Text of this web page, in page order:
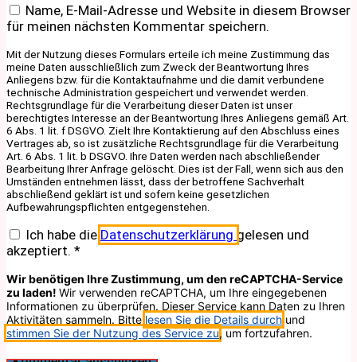
Name, E-Mail-Adresse und Website in diesem Browser
für meinen nächsten Kommentar speichern.
Mit der Nutzung dieses Formulars erteile ich meine Zustimmung das
meine Daten ausschließlich zum Zweck der Beantwortung Ihres
Anliegens bzw. für die Kontaktaufnahme und die damit verbundene
technische Administration gespeichert und verwendet werden.
Rechtsgrundlage für die Verarbeitung dieser Daten ist unser
berechtigtes Interesse an der Beantwortung Ihres Anliegens gemäß Art.
6 Abs. 1 lit. f DSGVO. Zielt Ihre Kontaktierung auf den Abschluss eines
Vertrages ab, so ist zusätzliche Rechtsgrundlage für die Verarbeitung
Art. 6 Abs. 1 lit. b DSGVO. Ihre Daten werden nach abschließender
Bearbeitung Ihrer Anfrage gelöscht. Dies ist der Fall, wenn sich aus den
Umständen entnehmen lässt, dass der betroffene Sachverhalt
abschließend geklärt ist und sofern keine gesetzlichen
Aufbewahrungspflichten entgegenstehen.
Ich habe die Datenschutzerklärung gelesen und
akzeptiert. *
Wir benötigen Ihre Zustimmung, um den reCAPTCHA-Service
zu laden! Wir verwenden reCAPTCHA, um Ihre eingegebenen
Informationen zu überprüfen. Dieser Service kann Daten zu Ihren
Aktivitäten sammeln. Bitte lesen Sie die Details durch und
stimmen Sie der Nutzung des Service zu, um fortzufahren.